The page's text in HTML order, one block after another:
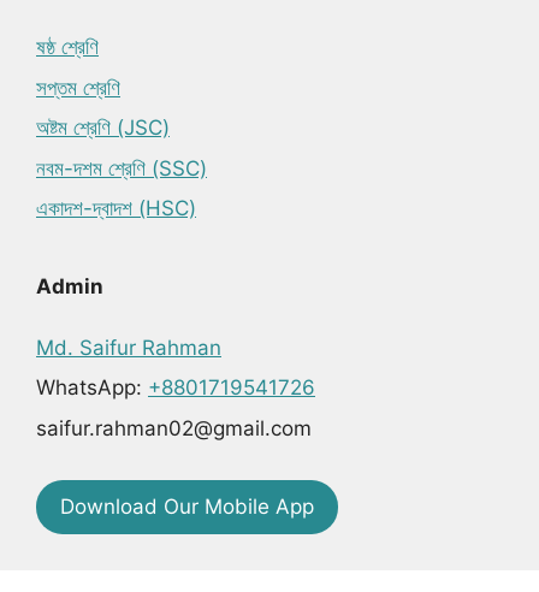
ষষ্ঠ শ্রেণি
সপ্তম শ্রেণি
অষ্টম শ্রেণি (JSC)
নবম-দশম শ্রেণি (SSC)
একাদশ-দ্বাদশ (HSC)
Admin
Md. Saifur Rahman
WhatsApp: +8801719541726
saifur.rahman02@gmail.com
Download Our Mobile App